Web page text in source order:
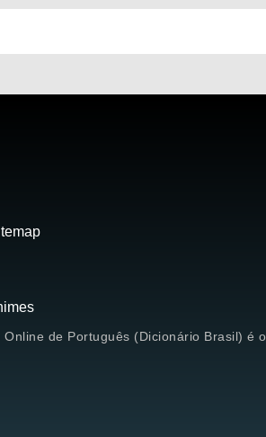
Online de Português (Dicionário Brasil)